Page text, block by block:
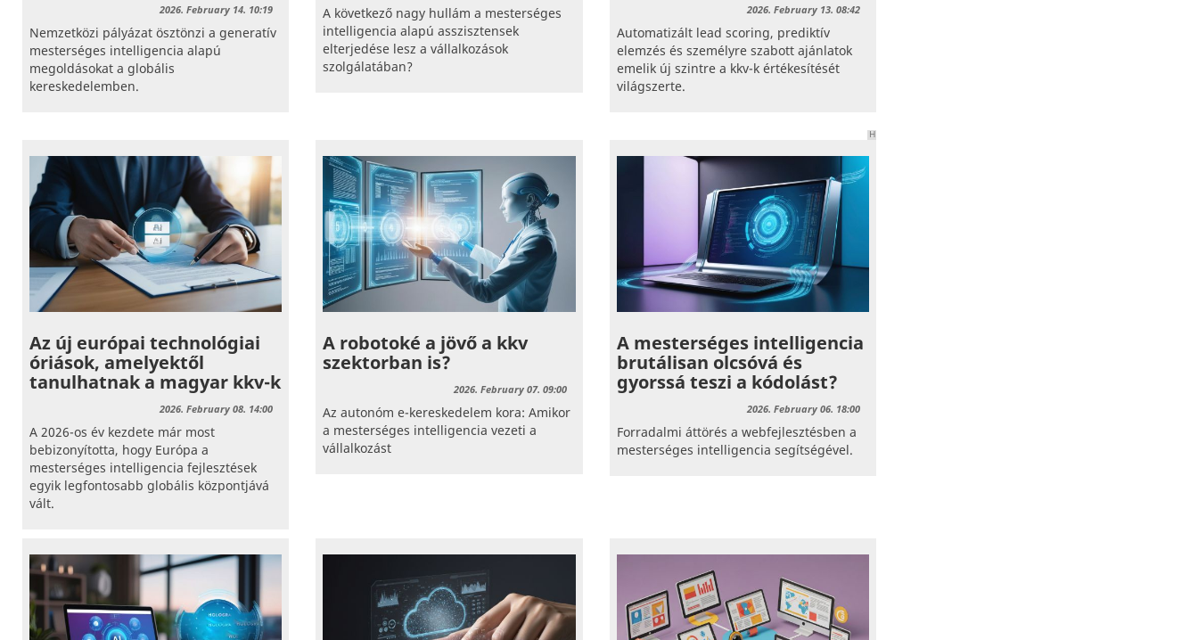
2026. February 14. 10:19
Nemzetközi pályázat ösztönzi a generatív
mesterséges intelligencia alapú
megoldásokat a globális
kereskedelemben.
A következő nagy hullám a mesterséges
intelligencia alapú asszisztensek
elterjedése lesz a vállalkozások
szolgálatában?
2026. February 13. 08:42
Automatizált lead scoring, prediktív
elemzés és személyre szabott ajánlatok
emelik új szintre a kkv-k értékesítését
világszerte.
H
Az új európai technológiai
óriások, amelyektől
tanulhatnak a magyar kkv-k
2026. February 08. 14:00
A 2026-os év kezdete már most
bebizonyította, hogy Európa a
mesterséges intelligencia fejlesztések
egyik legfontosabb globális központjává
vált.
A robotoké a jövő a kkv
szektorban is?
2026. February 07. 09:00
Az autonóm e-kereskedelem kora: Amikor
a mesterséges intelligencia vezeti a
vállalkozást
A mesterséges intelligencia
brutálisan olcsóvá és
gyorssá teszi a kódolást?
2026. February 06. 18:00
Forradalmi áttörés a webfejlesztésben a
mesterséges intelligencia segítségével.